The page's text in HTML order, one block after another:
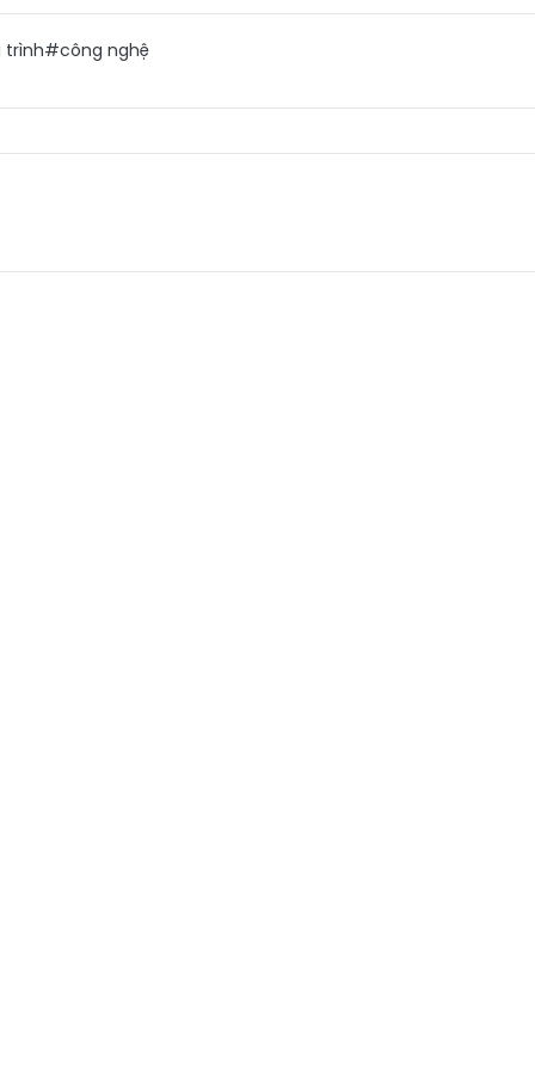
#công nghệ